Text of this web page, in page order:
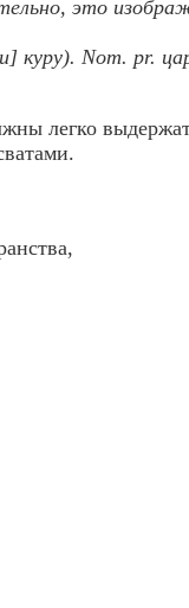
это
куру). Nom. pr.
легко